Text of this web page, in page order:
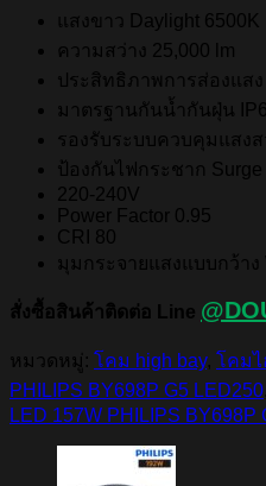
แสงขาว Daylight 6500K
ความสว่าง 25,000 lm
ประสิทธิภาพการส่องแสง
มาตรฐานกันน้ำกันฝุ่น
รองรับระบบควบคุมแสงส
ป้องกันไฟกระชาก Surge
220-240V
Power Factor 0.95
CRI 80
มุมกระจายแสงแบบกว้าง
สั่งซื้อสินค้าติดต่อ Line
หมวดหมู่: โคม high bay, โคมไ
PHILIPS BY698P G5 LED250
LED 157W PHILIPS BY698P